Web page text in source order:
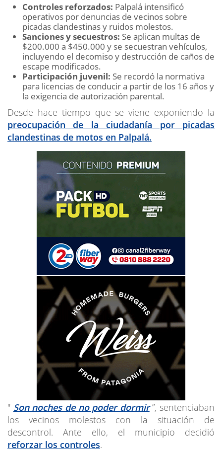
Controles reforzados: Palpalá intensificó
operativos por denuncias de vecinos sobre
picadas clandestinas y ruidos molestos.
Sanciones y secuestros: Se aplican multas de
$200.000 a $450.000 y se secuestran vehículos,
incluyendo el decomiso y destrucción de caños de
escape modificados.
Participación juvenil: Se recordó la normativa
para licencias de conducir a partir de los 16 años y
la exigencia de autorización parental.
Desde hace tiempo que se viene exponiendo la
preocupación de la ciudadanía por picadas
clandestinas de motos en Palpalá.
" Son noches de no poder dormir”, sentenciaban
los vecinos molestos con la situación de
descontrol. Ante ello, el municipio decidió
reforzar los controles.